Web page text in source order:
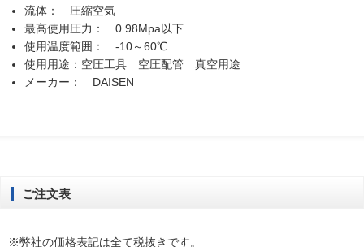
流体： 圧縮空気
最高使用圧力： 0.98Mpa以下
使用温度範囲： -10～60℃
使用用途：空圧工具 空圧配管 真空用途
メーカー： DAISEN
ご注文表
※弊社の価格表記は全て税抜きです。